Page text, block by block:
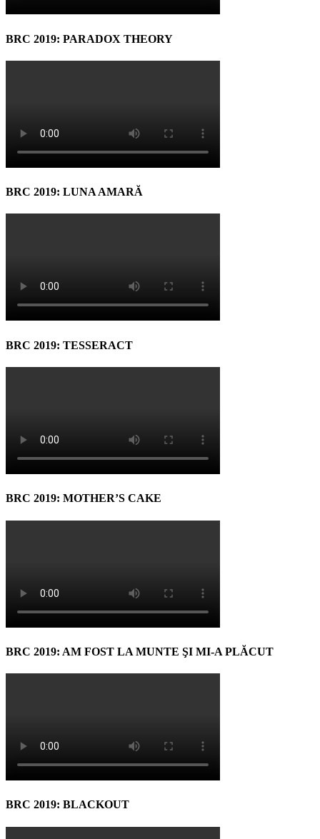
BRC 2019: PARADOX THEORY
BRC 2019: LUNA AMARĂ
BRC 2019: TESSERACT
BRC 2019: MOTHER’S CAKE
BRC 2019: AM FOST LA MUNTE ŞI MI-A PLĂCUT
BRC 2019: BLACKOUT